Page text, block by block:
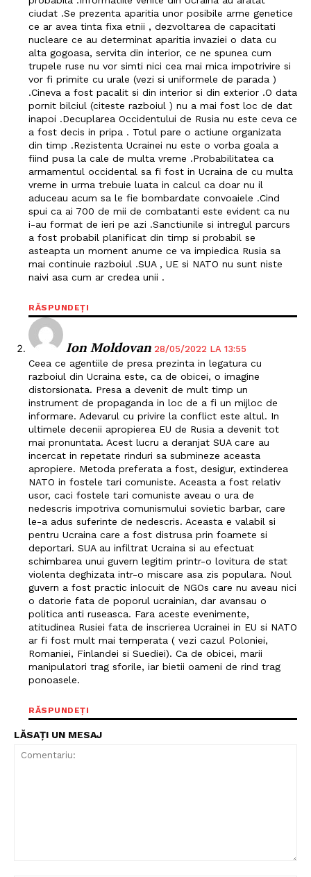
Un proiect
FREEDOM HOUSE ROMÂNIA
PRESShub
Despre noi / Echipa
Proiecte editoriale
Contact
ciudat .Se prezenta aparitia unor posibile arme genetice
ce ar avea tinta fixa etnii , dezvoltarea de capacitati
nucleare ce au determinat aparitia invaziei o data cu
alta gogoasa, servita din interior, ce ne spunea cum
trupele ruse nu vor simti nici cea mai mica impotrivire si
vor fi primite cu urale (vezi si uniformele de parada )
.Cineva a fost pacalit si din interior si din exterior .O data
pornit bilciul (citeste razboiul ) nu a mai fost loc de dat
inapoi .Decuplarea Occidentului de Rusia nu este ceva ce
a fost decis in pripa . Totul pare o actiune organizata
din timp .Rezistenta Ucrainei nu este o vorba goala a
fiind pusa la cale de multa vreme .Probabilitatea ca
armamentul occidental sa fi fost in Ucraina de cu multa
vreme in urma trebuie luata in calcul ca doar nu il
aduceau acum sa le fie bombardate convoaiele .Cind
spui ca ai 700 de mii de combatanti este evident ca nu
i-au format de ieri pe azi .Sanctiunile si intregul parcurs
a fost probabil planificat din timp si probabil se
asteapta un moment anume ce va impiedica Rusia sa
mai continuie razboiul .SUA , UE si NATO nu sunt niste
naivi asa cum ar credea unii .
RĂSPUNDEȚI
Ion Moldovan 28/05/2022 LA 13:55
Ceea ce agentiile de presa prezinta in legatura cu
razboiul din Ucraina este, ca de obicei, o imagine
distorsionata. Presa a devenit de mult timp un
instrument de propaganda in loc de a fi un mijloc de
informare. Adevarul cu privire la conflict este altul. In
ultimele decenii apropierea EU de Rusia a devenit tot
mai pronuntata. Acest lucru a deranjat SUA care au
incercat in repetate rinduri sa submineze aceasta
apropiere. Metoda preferata a fost, desigur, extinderea
NATO in fostele tari comuniste. Aceasta a fost relativ
usor, caci fostele tari comuniste aveau o ura de
nedescris impotriva comunismului sovietic barbar, care
le-a adus suferinte de nedescris. Aceasta e valabil si
pentru Ucraina care a fost distrusa prin foamete si
deportari. SUA au infiltrat Ucraina si au efectuat
schimbarea unui guvern legitim printr-o lovitura de stat
violenta deghizata intr-o miscare asa zis populara. Noul
guvern a fost practic inlocuit de NGOs care nu aveau nici
o datorie fata de poporul ucrainian, dar avansau o
politica anti ruseasca. Fara aceste evenimente,
atitudinea Rusiei fata de inscrierea Ucrainei in EU si NATO
ar fi fost mult mai temperata ( vezi cazul Poloniei,
Romaniei, Finlandei si Suediei). Ca de obicei, marii
manipulatori trag sforile, iar bietii oameni de rind trag
ponoasele.
RĂSPUNDEȚI
LĂSAȚI UN MESAJ